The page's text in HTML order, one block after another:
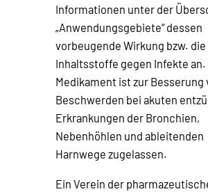
Informationen unter der
„Anwendungsgebiete“ dessen
vorbeugende Wirkung bzw.
Inhaltsstoffe gegen Infekte an.
Medikament ist zur Besserung
Beschwerden bei akuten
Erkrankungen der Bronchien,
Nebenhöhlen und ableitenden
Harnwege zugelassen.
Ein Verein der